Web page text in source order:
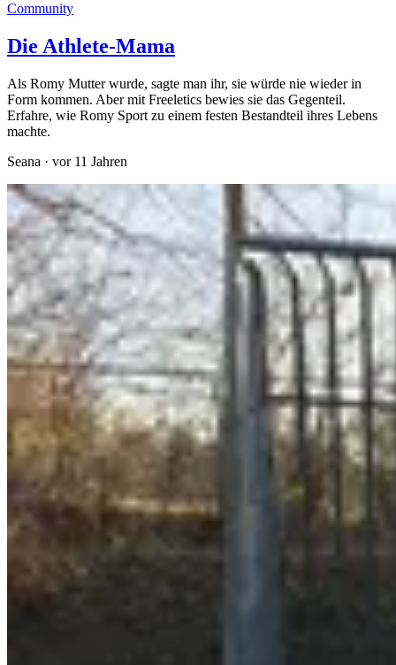
Community
Die Athlete-Mama
Als Romy Mutter wurde, sagte man ihr, sie würde nie wieder in
Form kommen. Aber mit Freeletics bewies sie das Gegenteil.
Erfahre, wie Romy Sport zu einem festen Bestandteil ihres Lebens
machte.
Seana · vor 11 Jahren